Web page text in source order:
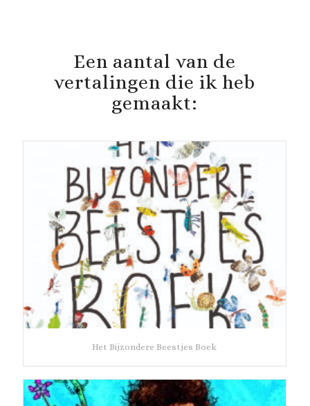
Een aantal van de
vertalingen die ik heb
gemaakt:
Het Bijzondere Beestjes Boek